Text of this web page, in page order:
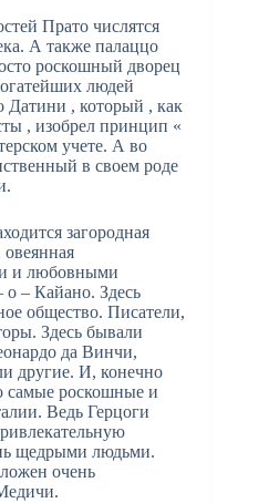
Прато числятся
А также палаццо
роскошный дворец
людей
Датини , который , как
, изобрел принцип «
учете. А во
в своем роде
загородная
и любовными
– Кайано. Здесь
общество. Писатели,
Здесь бывали
да Винчи,
другие. И, конечно
самые роскошные и
Ведь Герцоги
щедрыми людьми.
очень